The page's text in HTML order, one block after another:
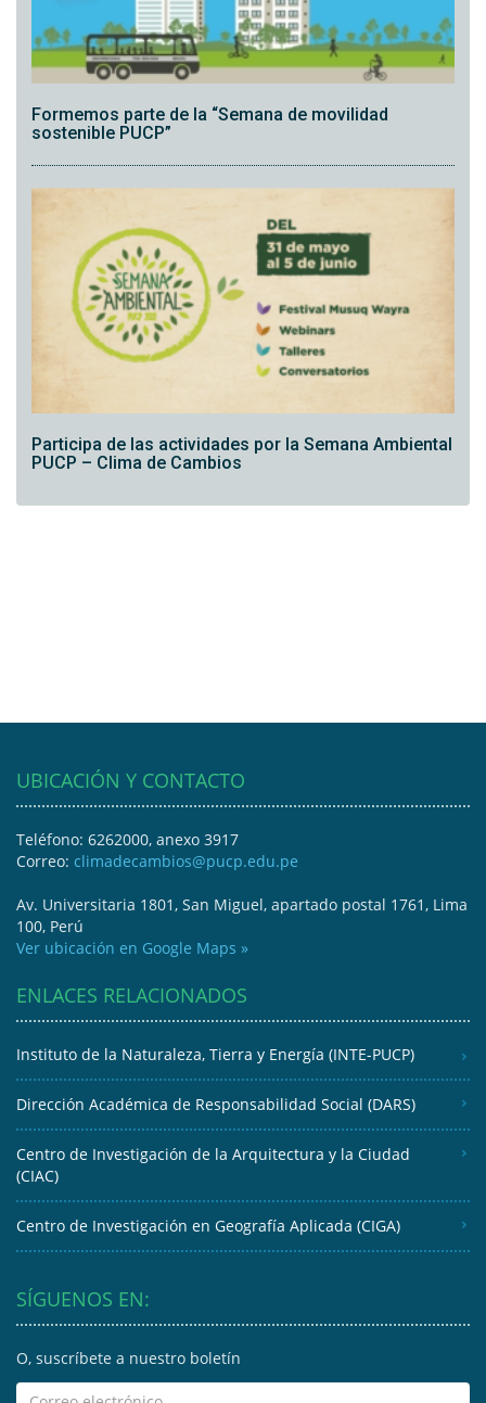
Formemos parte de la “Semana de movilidad
sostenible PUCP”
Participa de las actividades por la Semana Ambiental
PUCP – Clima de Cambios
UBICACIÓN Y CONTACTO
Teléfono: 6262000, anexo 3917
Correo: climadecambios@pucp.edu.pe
Av. Universitaria 1801, San Miguel, apartado postal 1761, Lima
100, Perú
Ver ubicación en Google Maps »
ENLACES RELACIONADOS
Instituto de la Naturaleza, Tierra y Energía (INTE-PUCP)
Dirección Académica de Responsabilidad Social (DARS)
Centro de Investigación de la Arquitectura y la Ciudad
(CIAC)
Centro de Investigación en Geografía Aplicada (CIGA)
SÍGUENOS EN:
O, suscríbete a nuestro boletín